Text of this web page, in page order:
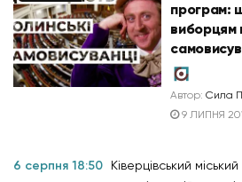
програм:
виборцям
Автор: Сила
9 ЛИПНЯ
6 серпня 18:50
Ківерцівський